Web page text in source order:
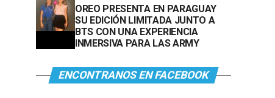
OREO PRESENTA EN PARAGUAY
SU EDICIÓN LIMITADA JUNTO A
BTS CON UNA EXPERIENCIA
INMERSIVA PARA LAS ARMY
ENCONTRANOS EN FACEBOOK